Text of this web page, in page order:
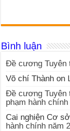
Bình luận
Đề cương Tuyên
Võ chí Thành on
Đề cương Tuyên
phạm hành
Cai nghiện Cơ sở
hành chính năm